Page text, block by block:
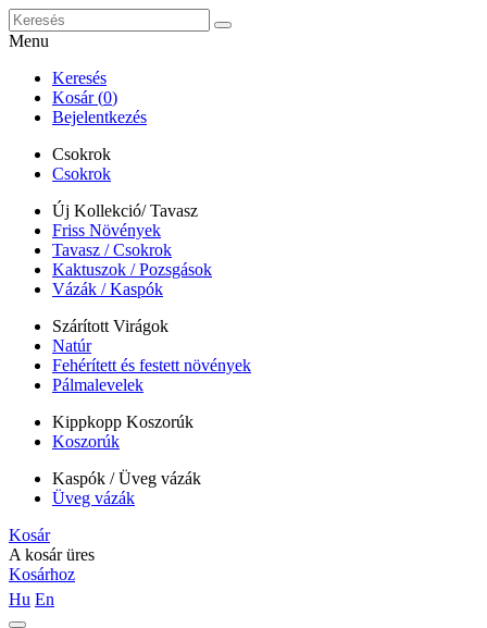
Menu
Keresés
Kosár (0)
Bejelentkezés
Csokrok
Csokrok
Új Kollekció/ Tavasz
Friss Növények
Tavasz / Csokrok
Kaktuszok / Pozsgások
Vázák / Kaspók
Szárított Virágok
Natúr
Fehérített és festett növények
Pálmalevelek
Kippkopp Koszorúk
Koszorúk
Kaspók / Üveg vázák
Üveg vázák
Kosár
A kosár üres
Kosárhoz
Hu En